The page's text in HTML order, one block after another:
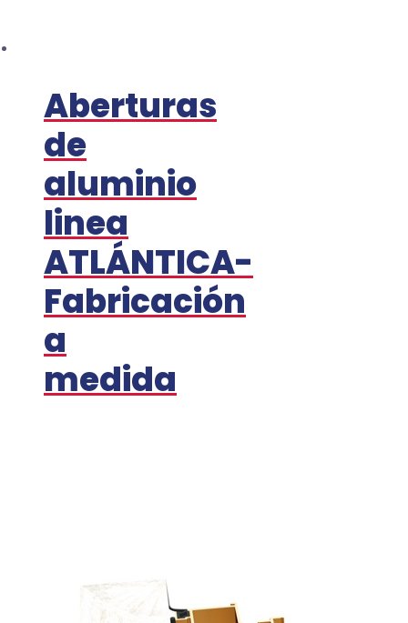
Aberturas
de
aluminio
linea
ATLÁNTICA-
Fabricación
a
medida